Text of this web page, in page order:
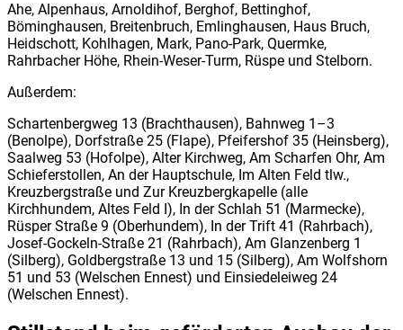
Ahe, Alpenhaus, Arnoldihof, Berghof, Bettinghof,
Böminghausen, Breitenbruch, Emlinghausen, Haus Bruch,
Heidschott, Kohlhagen, Mark, Pano-Park, Quermke,
Rahrbacher Höhe, Rhein-Weser-Turm, Rüspe und Stelborn.
Außerdem:
Schartenbergweg 13 (Brachthausen), Bahnweg 1–3
(Benolpe), Dorfstraße 25 (Flape), Pfeifershof 35 (Heinsberg),
Saalweg 53 (Hofolpe), Alter Kirchweg, Am Scharfen Ohr, Am
Schieferstollen, An der Hauptschule, Im Alten Feld tlw.,
Kreuzbergstraße und Zur Kreuzbergkapelle (alle
Kirchhundem, Altes Feld I), In der Schlah 51 (Marmecke),
Rüsper Straße 9 (Oberhundem), In der Trift 41 (Rahrbach),
Josef-Gockeln-Straße 21 (Rahrbach), Am Glanzenberg 1
(Silberg), Goldbergstraße 13 und 15 (Silberg), Am Wolfshorn
51 und 53 (Welschen Ennest) und Einsiedeleiweg 24
(Welschen Ennest).